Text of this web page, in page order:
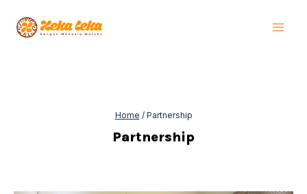
content
Home / Partnership
Partnership